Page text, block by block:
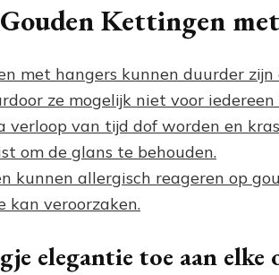
Kettingen
met hangers kunnen duurder
ze mogelijk niet voor
verloop van tijd dof worden en
om de glans te behouden.
kunnen allergisch reageren op
veroorzaken.
elegantie toe aan